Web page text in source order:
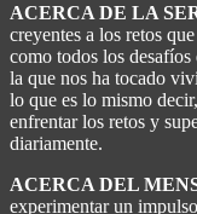
ACERCA DE LA
creyentes a los retos
como todos los desafíos
la que nos ha tocado
lo que es lo mismo
enfrentar los retos y
diariamente.
ACERCA DEL
experimentar un